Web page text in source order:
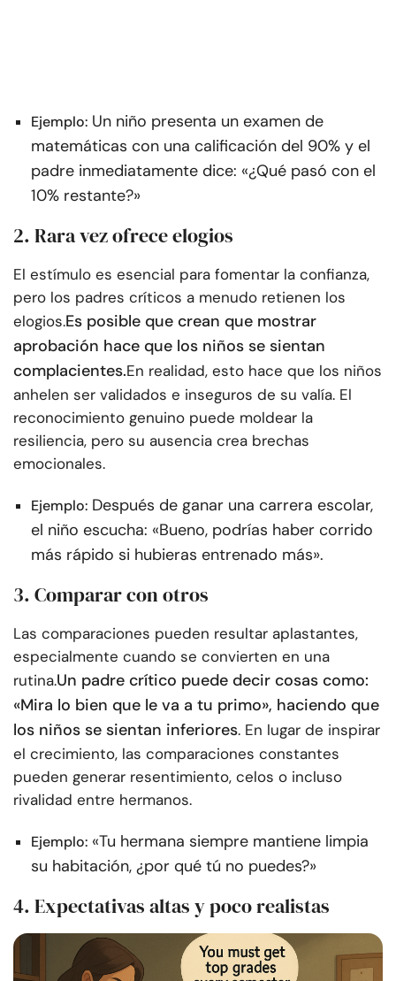
Ejemplo: Un niño presenta un examen de
matemáticas con una calificación del 90% y el
padre inmediatamente dice: «¿Qué pasó con el
10% restante?»
2. Rara vez ofrece elogios
El estímulo es esencial para fomentar la confianza,
pero los padres críticos a menudo retienen los
elogios.Es posible que crean que mostrar
aprobación hace que los niños se sientan
complacientes.En realidad, esto hace que los niños
anhelen ser validados e inseguros de su valía. El
reconocimiento genuino puede moldear la
resiliencia, pero su ausencia crea brechas
emocionales.
Ejemplo: Después de ganar una carrera escolar,
el niño escucha: «Bueno, podrías haber corrido
más rápido si hubieras entrenado más».
3. Comparar con otros
Las comparaciones pueden resultar aplastantes,
especialmente cuando se convierten en una
rutina.Un padre crítico puede decir cosas como:
«Mira lo bien que le va a tu primo», haciendo que
los niños se sientan inferiores. En lugar de inspirar
el crecimiento, las comparaciones constantes
pueden generar resentimiento, celos o incluso
rivalidad entre hermanos.
Ejemplo: «Tu hermana siempre mantiene limpia
su habitación, ¿por qué tú no puedes?»
4. Expectativas altas y poco realistas